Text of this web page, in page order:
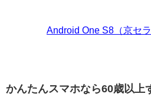
Android One S8（京セ
かんたんスマホなら60歳以上